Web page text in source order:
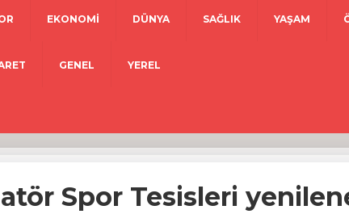
EKONOMİ DÜNYA SAĞLIK YAŞAM
GENEL YEREL
Spor Tesisleri